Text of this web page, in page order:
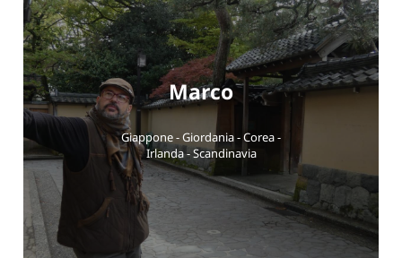
Marco
Giappone - Giordania - Corea -
Irlanda - Scandinavia